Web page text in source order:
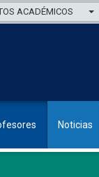
ACADÉMICOS
Noticias